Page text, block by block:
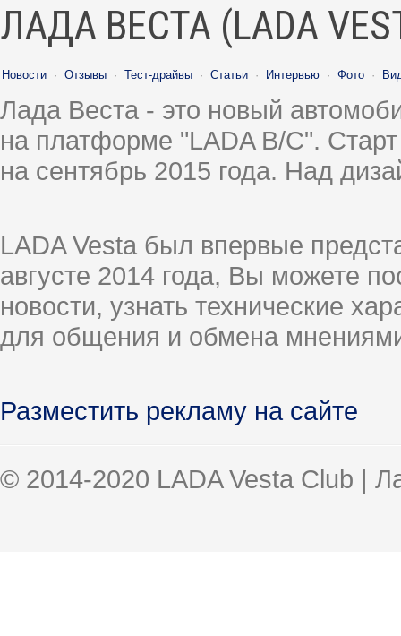
ЛАДА ВЕСТА (LADA
Новости · Отзывы · Тест-драйвы · Статьи · Интервью · Фото ·
Лада Веста - это новый
на платформе "LADA B/C".
на сентябрь 2015 года. Над
LADA Vesta был впервые
августе 2014 года, Вы можете
новости, узнать технические
для общения и обмена
Разместить рекламу на сайте
© 2014-2020 LADA Vesta Club |